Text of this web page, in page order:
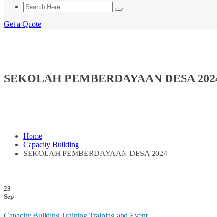
Get a Quote
SEKOLAH PEMBERDAYAAN DESA
Home
Capacity Building
SEKOLAH PEMBERDAYAAN DESA 2024
23
Sep